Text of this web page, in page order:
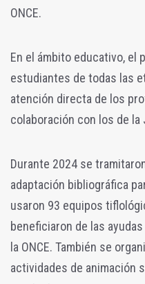
ONCE.
En el ámbito educativo, el
estudiantes de todas las
atención directa de los
colaboración con los de la
Durante 2024 se
adaptación bibliográfica
usaron 93 equipos
beneficiaron de las
la ONCE. También se
actividades de animación